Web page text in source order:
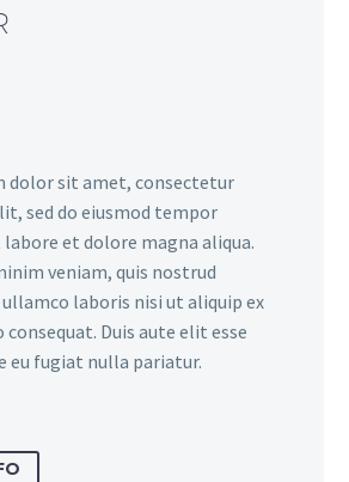
dolor sit amet, consectetur
sed do eiusmod tempor
et dolore magna aliqua.
veniam, quis nostrud
laboris nisi ut aliquip ex
consequat. Duis aute elit esse
eu fugiat nulla pariatur.